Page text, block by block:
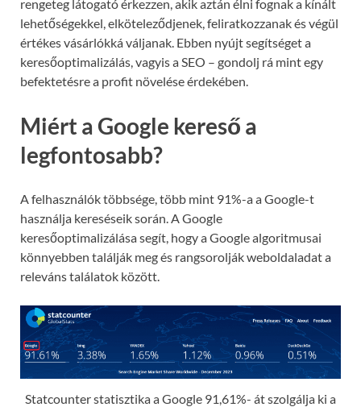
rengeteg látogató érkezzen, akik aztán élni fognak a kínált
lehetőségekkel, elköteleződjenek, feliratkozzanak és végül
értékes vásárlókká váljanak. Ebben nyújt segítséget a
keresőoptimalizálás, vagyis a SEO – gondolj rá mint egy
befektetésre a profit növelése érdekében.
Miért a Google kereső a
legfontosabb?
A felhasználók többsége, több mint 91%-a a Google-t
használja kereséseik során. A Google
keresőoptimalizálása segít, hogy a Google algoritmusai
könnyebben találják meg és rangsorolják weboldaladat a
releváns találatok között.
Statcounter statisztika a Google 91,61%- át szolgálja ki a